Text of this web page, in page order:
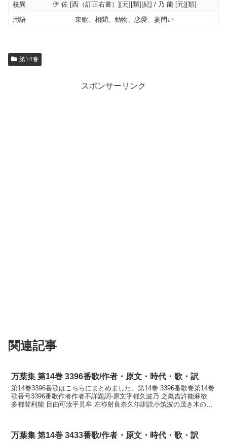
校異
伊 佐 [西（訂正右書）][元][類][紀] / 乃 能 [元][類]
用語
東歌、相聞、動物、恋愛、妻問い
第14巻
スポンサーリンク
関連記事
万葉集 第14巻 3396番歌/作者・原文・時代・歌・訳
第14巻3396番歌はこちらにまとめました。第14巻 3396番歌巻第14巻
歌番号3396番歌作者作者不詳題詞-原文乎都久波乃 之氣吉許能麻欲
多都登利能 目由可汝乎見牟 左祢射良奈久尓訓読小筑波の茂き木の間
万葉集 第14巻 3433番歌/作者・原文・時代・歌・訳